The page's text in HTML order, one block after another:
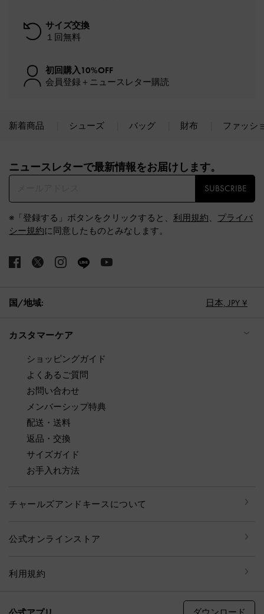
サイズ交換
１回無料
初回購入10%OFF
会員登録＋ニュースレター購読
新着商品 シューズ バッグ 財布 ファッシ
ニュースレターで最新情報をお届けします。​
SUBSCRIBE
※「登録する」ボタンをクリックすると、 利用規約、 プライバ
シー規約に同意したものとみなします。
国/地域: 日本, JPY ¥
カスタマーケア
ショッピングガイド
よくあるご質問
お問い合わせ
メンバーシップ特典
配送・送料
返品・交換
サイズガイド
お手入れ方法
チャールズアンドキースについて
公式オンラインストア
利用規約